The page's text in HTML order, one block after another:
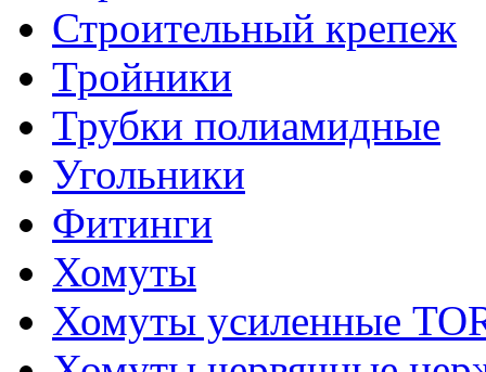
Строительный крепеж
Тройники
Трубки полиамидные
Угольники
Фитинги
Хомуты
Хомуты усиленные